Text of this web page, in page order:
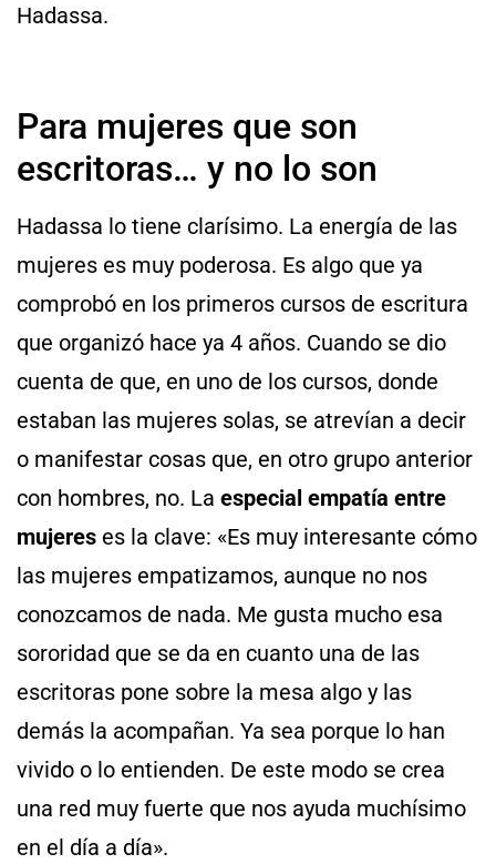
Hadassa.
Para mujeres que son
escritoras… y no lo son
Hadassa lo tiene clarísimo. La energía de las
mujeres es muy poderosa. Es algo que ya
comprobó en los primeros cursos de escritura
que organizó hace ya 4 años. Cuando se dio
cuenta de que, en uno de los cursos, donde
estaban las mujeres solas, se atrevían a decir
o manifestar cosas que, en otro grupo anterior
con hombres, no. La especial empatía entre
mujeres es la clave: «Es muy interesante cómo
las mujeres empatizamos, aunque no nos
conozcamos de nada. Me gusta mucho esa
sororidad que se da en cuanto una de las
escritoras pone sobre la mesa algo y las
demás la acompañan. Ya sea porque lo han
vivido o lo entienden. De este modo se crea
una red muy fuerte que nos ayuda muchísimo
en el día a día».